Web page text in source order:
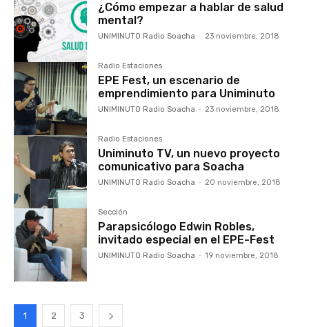
¿Cómo empezar a hablar de salud
mental?
UNIMINUTO Radio Soacha - 23 noviembre, 2018
Radio Estaciones
EPE Fest, un escenario de
emprendimiento para Uniminuto
UNIMINUTO Radio Soacha - 23 noviembre, 2018
Radio Estaciones
Uniminuto TV, un nuevo proyecto
comunicativo para Soacha
UNIMINUTO Radio Soacha - 20 noviembre, 2018
Sección
Parapsicólogo Edwin Robles,
invitado especial en el EPE-Fest
UNIMINUTO Radio Soacha - 19 noviembre, 2018
1 2 3